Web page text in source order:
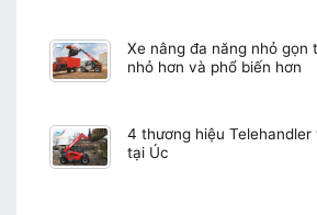
Xe nâng đa năng nhỏ gọn
nhỏ hơn và phổ biến hơn
4 thương hiệu
tại Úc